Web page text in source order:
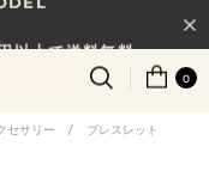
いギフトガイド 0
セサリー / ブレスレット